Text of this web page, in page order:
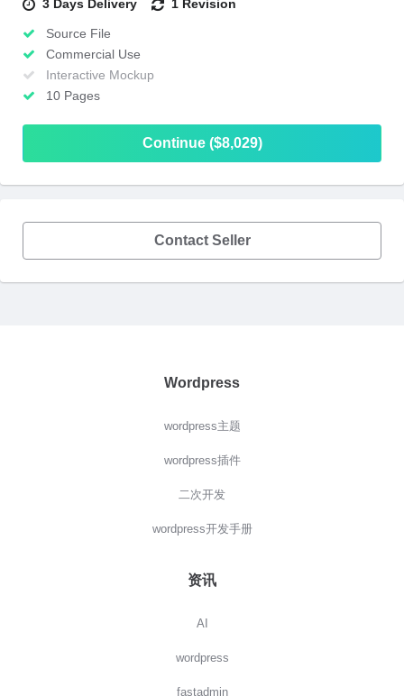
3 Days Delivery 1 Revision
Source File
Commercial Use
Interactive Mockup
10 Pages
Continue ($8,029)
Contact Seller
Wordpress
wordpress主题
wordpress插件
二次开发
wordpress开发手册
资讯
AI
wordpress
fastadmin